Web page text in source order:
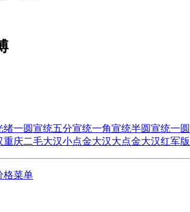
绪一圆宣统五分宣统一角宣统半圆宣统一圆
重庆二毛大汉小点金大汉大点金大汉红军版
格菜单